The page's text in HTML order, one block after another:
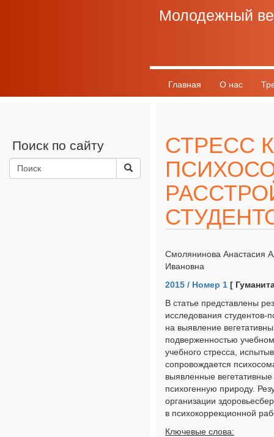
Молодежный
Главная О нас
Поиск по сайту
СТРЕСС
Смолянинова Анастасия
Ивановна
2015 / Номер 1 [
В статье представлены
исследования студентов-
на выявление
подверженностью
учебного стресса,
сопровождается
выявленные
психогенную природу.
организации
в психокоррекционной
Ключевые слова: